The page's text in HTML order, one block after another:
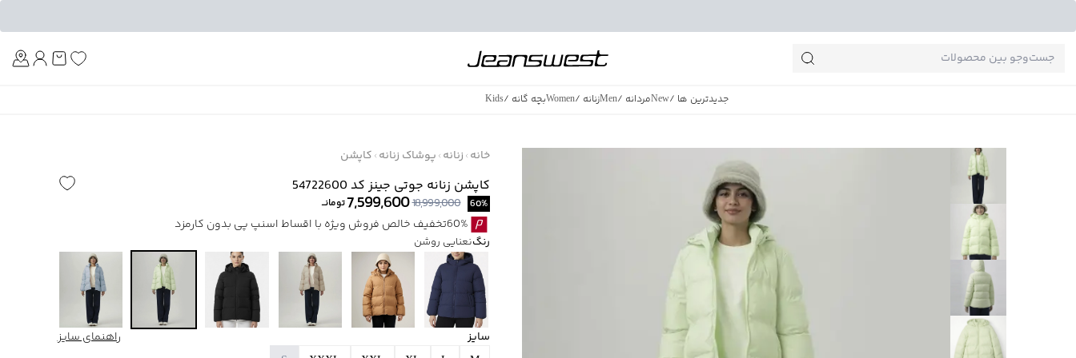
جدیدترین ها /
Newمردانه /
Menزنانه /
Womenبچه گانه /
Kids
خانه زنانه پوشاک زنانه کاپشن
کاپشن زنانه جوتی جینز کد 54722600
60%
18,999,000
7,599,600تومانــ
60%تخفیف خالص فروش ویژه با اقساط اسنپ پی بدون کارمزد
رنگنعنایی روشن
سایز
راهنمای سایز